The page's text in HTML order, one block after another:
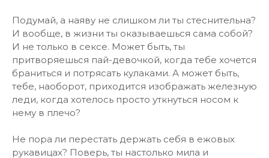
Подумай, а наяву не слишком ли ты стеснительна?
И вообще, в жизни ты оказываешься сама собой?
И не только в сексе. Может быть, ты
притворяешься пай-девочкой, когда тебе хочется
браниться и потрясать кулаками. А может быть,
тебе, наоборот, приходится изображать железную
леди, когда хотелось просто уткнуться носом к
нему в плечо?
Не пора ли перестать держать себя в ежовых
рукавицах? Поверь, ты настолько мила и